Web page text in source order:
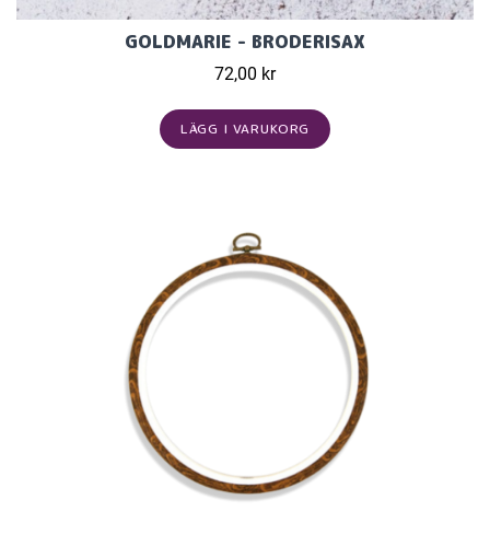
GOLDMARIE - BRODERISAX
72,00 kr
LÄGG I VARUKORG